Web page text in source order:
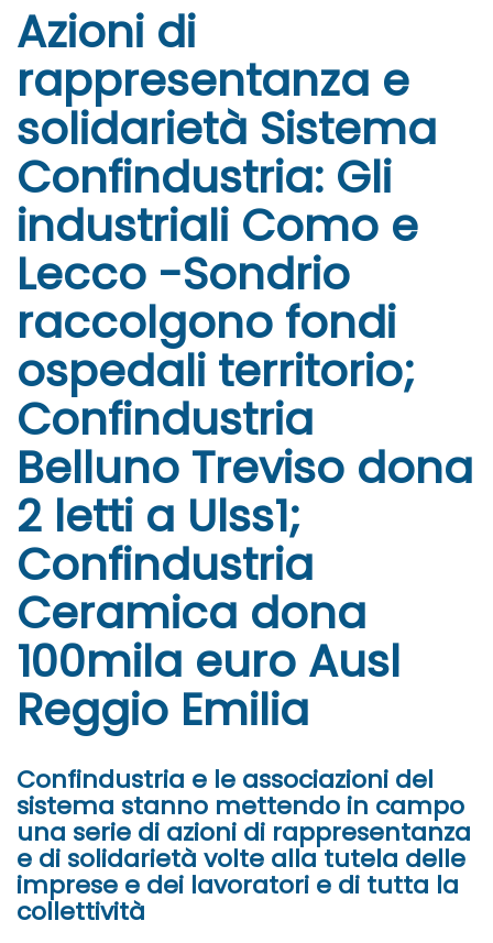
Azioni di
rappresentanza e
solidarietà Sistema
Confindustria: Gli
industriali Como e
Lecco -Sondrio
raccolgono fondi
ospedali territorio;
Confindustria
Belluno Treviso dona
2 letti a Ulss1;
Confindustria
Ceramica dona
100mila euro Ausl
Reggio Emilia
Confindustria e le associazioni del
sistema stanno mettendo in campo
una serie di azioni di rappresentanza
e di solidarietà volte alla tutela delle
imprese e dei lavoratori e di tutta la
collettività